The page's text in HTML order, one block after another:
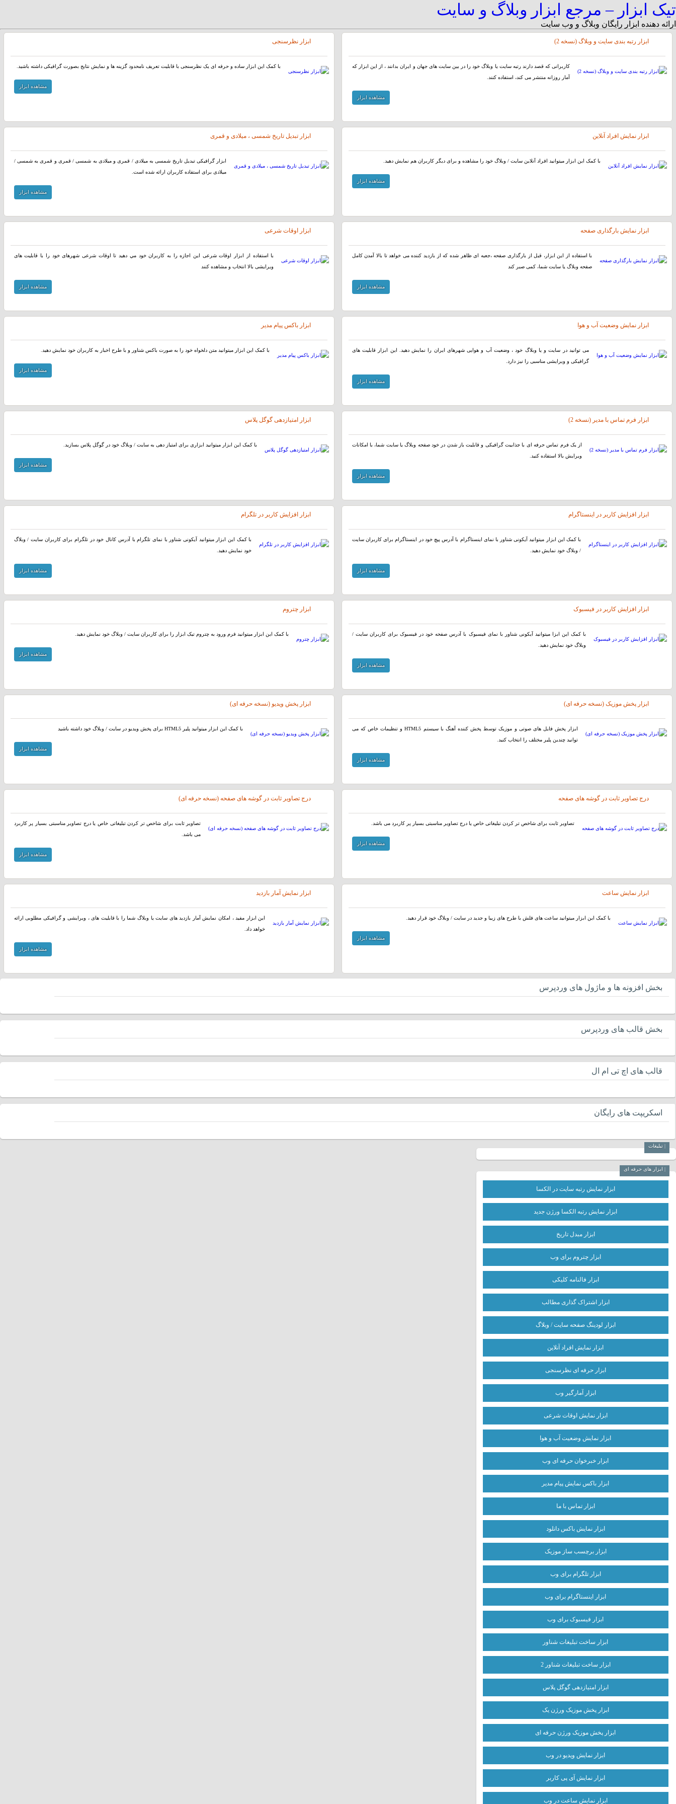
تیک ابزار – مرجع ابزار وبلاگ و سایت
ارائه دهنده ابزار رایگان وبلاگ و وب سایت
ابزار رتبه بندی سایت و وبلاگ (نسخه 2)
کاربرانی که قصد دارند رتبه سایت یا وبلاگ خود را در بین سایت های جهان و ایران بدانند ، از این ابزار که
آمار روزانه منتشر می کند، استفاده کنند.
مشاهده ابزار
ابزار نظرسنجی
با کمک این ابزار ساده و حرفه ای یک نظرسنجی با قابلیت تعریف نامحدود گزینه ها و نمایش نتایج بصورت گرافیکی داشته باشید.
مشاهده ابزار
ابزار نمایش افراد آنلاین
با کمک این ابزار میتوانید افراد آنلاین سایت / وبلاگ خود را مشاهده و برای دیگر کاربران هم نمایش دهید.
مشاهده ابزار
ابزار تبدیل تاریخ شمسی ، میلادی و قمری
ابزار گرافیکی تبدیل تاریخ شمسی به میلادی / قمری و میلادی به شمسی / قمری و قمری به شمسی /
میلادی برای استفاده کاربران ارائه شده است.
مشاهده ابزار
ابزار نمایش بارگذاری صفحه
با استفاده از اين ابزار، قبل از بارگذاری صفحه ،جعبه ای ظاهر شده که از بازدید کننده می خواهد تا بالا آمدن کامل
صفحه وبلاگ یا سایت شما، کمی صبر کند
مشاهده ابزار
ابزار اوقات شرعی
با استفاده از ابزار اوقات شرعی اين اجازه را به کاربران خود مي دهيد تا اوقات شرعی شهرهای خود را با قابلیت های
ویرایشی بالا انتخاب و مشاهده کنند
مشاهده ابزار
ابزار نمایش وضعیت آب و هوا
می توانید در سایت و یا وبلاگ خود ، وضعیت آب و هوایی شهرهای ایران را نمایش دهید. این ابزار قابلیت های
گرافیکی و ویرایشی مناسبی را نیز دارد.
مشاهده ابزار
ابزار باکس پیام مدیر
با کمک این ابزار میتوانید متن دلخواه خود را به صورت باکس شناور و با طرح اخبار به کاربران خود نمایش دهید.
مشاهده ابزار
ابزار فرم تماس با مدیر (نسخه 2)
از یک فرم تماس حرفه ای با جذابیت گرافیکی و قابلیت باز شدن در خود صفحه وبلاگ یا سایت شما، با امکانات
ویرایش بالا استفاده کنید.
مشاهده ابزار
ابزار امتیازدهی گوگل پلاس
با کمک این ابزار میتوانید ابزاری برای امتیاز دهی به سایت / وبلاگ خود در گوگل پلاس بسازید.
مشاهده ابزار
ابزار افزایش کاربر در اینستاگرام
با کمک این ابزار میتوانید آیکونی شناور با نمای اینستاگرام با آدرس پیچ خود در اینستاگرام برای کاربران سایت
/ وبلاگ خود نمایش دهید.
مشاهده ابزار
ابزار افزایش کاربر در تلگرام
با کمک این ابزار میتوانید آیکونی شناور با نمای تلگرام با آدرس کانال خود در تلگرام برای کاربران سایت / وبلاگ
خود نمایش دهید.
مشاهده ابزار
ابزار افزایش کاربر در فیسبوک
با کمک این ابزا میتوانید آیکونی شناور با نمای فیسبوک با آدرس صفحه خود در فیسبوک برای کاربران سایت /
وبلاگ خود نمایش دهید.
مشاهده ابزار
ابزار چتروم
با کمک این ابزار میتوانید فرم ورود به چتروم تیک ابزار را برای کاربران سایت / وبلاگ خود نمایش دهید.
مشاهده ابزار
ابزار پخش موزیک (نسخه حرفه ای)
ابزار پخش فایل های صوتی و موزیک توسط پخش کننده آهنگ با سیستم HTML5 و تنظیمات خاص که می
توانید چندین پلیر مختلف را انتخاب کنید.
مشاهده ابزار
ابزار پخش ویدیو (نسخه حرفه ای)
با کمک این ابزار میتوانید پلیر HTML5 برای پخش ویدیو در سایت / وبلاگ خود داشته باشید
مشاهده ابزار
درج تصاویر ثابت در گوشه های صفحه
تصاویر ثابت برای شاخص تر کردن تبلیغاتی خاص یا درج تصاویر مناسبتی بسیار پر کاربرد می باشد.
مشاهده ابزار
درج تصاویر ثابت در گوشه های صفحه (نسخه حرفه ای)
تصاویر ثابت برای شاخص تر کردن تبلیغاتی خاص یا درج تصاویر مناسبتی بسیار پر کاربرد
می باشد.
مشاهده ابزار
ابزار نمایش ساعت
با کمک این ابزار میتوانید ساعت های فلش با طرح های زیبا و جدید در سایت / وبلاگ خود قرار دهید.
مشاهده ابزار
ابزار نمایش آمار بازدید
این ابزار مفید ، امکان نمایش آمار بازدید های سایت یا وبلاگ شما را با قابلیت های ، ویرایشی و گرافیکی مطلوبی ارائه
خواهد داد.
مشاهده ابزار
بخش افزونه ها و ماژول های وردپرس
بخش قالب های وردپرس
قالب های اچ تی ام ال
اسکریپت های رایگان
| تبلیغات
| ابزار های حرفه ای
ابزار نمایش رتبه سایت در الکسا
ابزار نمایش رتبه الکسا ورژن جدید
ابزار مبدل تاریخ
ابزار چتروم برای وب
ابزار فالنامه کلیکی
ابزار اشتراک گذاری مطالب
ابزار لودینگ صفحه سایت / وبلاگ
ابزار نمایش افراد آنلاین
ابزار حرفه ای نظرسنجی
ابزار آمارگیر وب
ابزار نمایش اوقات شرعی
ابزار نمایش وضعیت آب و هوا
ابزار خبرخوان حرفه ای وب
ابزار باکس نمایش پیام مدیر
ابزار تماس با ما
ابزار نمایش باکس دانلود
ابزار برچسب ساز موزیک
ابزار تلگرام برای وب
ابزار اینستاگرام برای وب
ابزار فیسبوک برای وب
ابزار ساخت تبلیغات شناور
ابزار ساخت تبلیغات شناور 2
ابزار امتیازدهی گوگل پلاس
ابزار پخش موزیک ورژن یک
ابزار پخش موزیک ورژن حرفه ای
ابزار نمایش ویدیو در وب
ابزار نمایش آی پی کاربر
ابزار نمایش ساعت در وب